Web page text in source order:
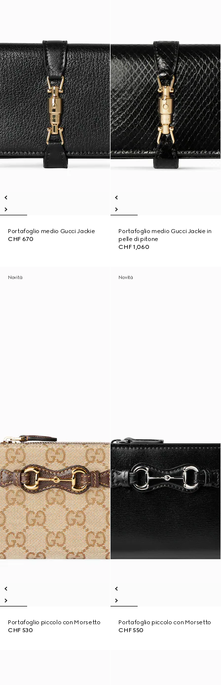
Portafoglio medio Gucci Jackie
CHF 670
Portafoglio medio Gucci Jackie in
pelle di pitone
CHF 1,060
Novità
Portafoglio piccolo con Morsetto
CHF 530
Novità
Portafoglio piccolo con Morsetto
CHF 550